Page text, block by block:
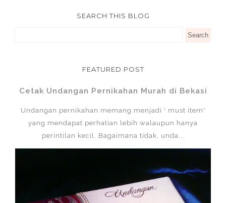
SEARCH THIS BLOG
FEATURED POST
Cetak Undangan Pernikahan Murah di Bekasi
Undangan pernikahan memang menjadi ' must item'
yang mendapat perhatian lebih walaupun hanya
perintilan kecil. Bagaimana tidak, unda...